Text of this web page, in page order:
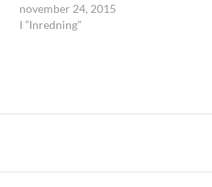
november 24, 2015
I ”Inredning”